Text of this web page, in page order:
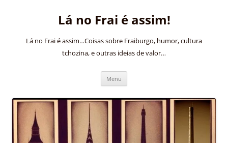
Lá no Frai é assim!
Lá no Frai é assim…Coisas sobre Fraiburgo, humor, cultura
tchozina, e outras ideias de valor…
Menu